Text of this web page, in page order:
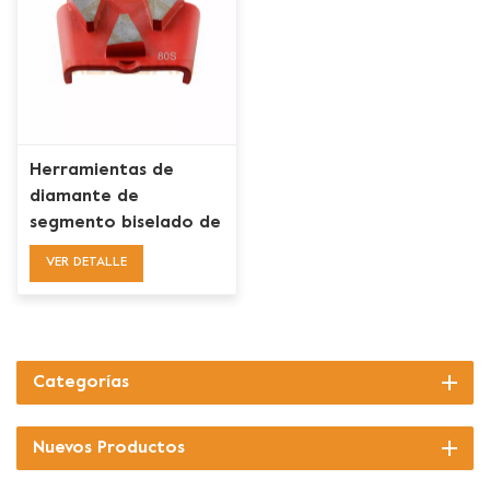
Herramientas de
diamante de
segmento biselado de
triple triángulo para
VER DETALLE
Categorías
Nuevos Productos